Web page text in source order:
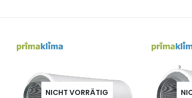
NICHT VORRÄTIG